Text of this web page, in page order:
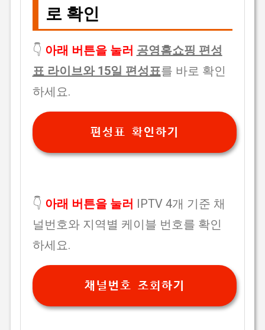
로 확인
👇 아래 버튼을 눌러 공영홈쇼핑 편성
표 라이브와 15일 편성표를 바로 확인
하세요.
편성표 확인하기
👇 아래 버튼을 눌러 IPTV 4개 기준 채
널번호와 지역별 케이블 번호를 확인
하세요.
채널번호 조회하기